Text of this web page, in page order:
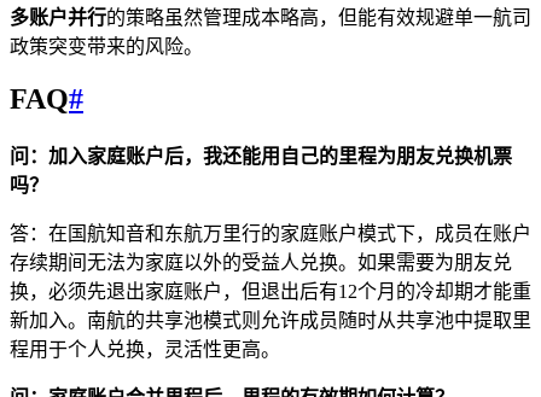
多账户并行的策略虽然管理成本略高，但能有效规避单一航司
政策突变带来的风险。
FAQ#
问：加入家庭账户后，我还能用自己的里程为朋友兑换机票
吗？
答：在国航知音和东航万里行的家庭账户模式下，成员在账户
存续期间无法为家庭以外的受益人兑换。如果需要为朋友兑
换，必须先退出家庭账户，但退出后有12个月的冷却期才能重
新加入。南航的共享池模式则允许成员随时从共享池中提取里
程用于个人兑换，灵活性更高。